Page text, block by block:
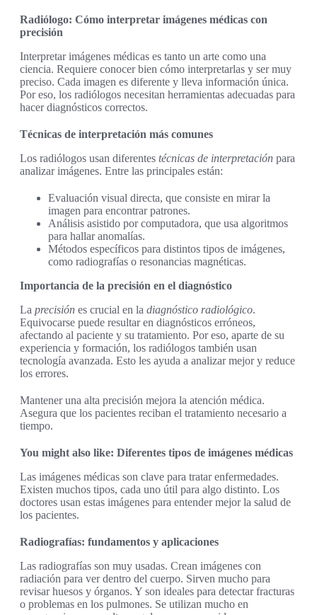
Radiólogo: Cómo interpretar imágenes médicas con
precisión
Interpretar imágenes médicas es tanto un arte como una
ciencia. Requiere conocer bien cómo interpretarlas y ser muy
preciso. Cada imagen es diferente y lleva información única.
Por eso, los radiólogos necesitan herramientas adecuadas para
hacer diagnósticos correctos.
Técnicas de interpretación más comunes
Los radiólogos usan diferentes técnicas de interpretación para
analizar imágenes. Entre las principales están:
Evaluación visual directa, que consiste en mirar la
imagen para encontrar patrones.
Análisis asistido por computadora, que usa algoritmos
para hallar anomalías.
Métodos específicos para distintos tipos de imágenes,
como radiografías o resonancias magnéticas.
Importancia de la precisión en el diagnóstico
La precisión es crucial en la diagnóstico radiológico.
Equivocarse puede resultar en diagnósticos erróneos,
afectando al paciente y su tratamiento. Por eso, aparte de su
experiencia y formación, los radiólogos también usan
tecnología avanzada. Esto les ayuda a analizar mejor y reduce
los errores.
Mantener una alta precisión mejora la atención médica.
Asegura que los pacientes reciban el tratamiento necesario a
tiempo.
You might also like: Diferentes tipos de imágenes médicas
Las imágenes médicas son clave para tratar enfermedades.
Existen muchos tipos, cada uno útil para algo distinto. Los
doctores usan estas imágenes para entender mejor la salud de
los pacientes.
Radiografías: fundamentos y aplicaciones
Las radiografías son muy usadas. Crean imágenes con
radiación para ver dentro del cuerpo. Sirven mucho para
revisar huesos y órganos. Y son ideales para detectar fracturas
o problemas en los pulmones. Se utilizan mucho en